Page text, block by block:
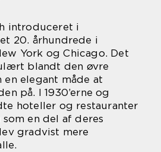
introduceret i
20. århundrede i
York og Chicago. Det
blandt den øvre
en elegant måde at
på. I 1930’erne og
hoteller og restauranter
en del af deres
gradvist mere